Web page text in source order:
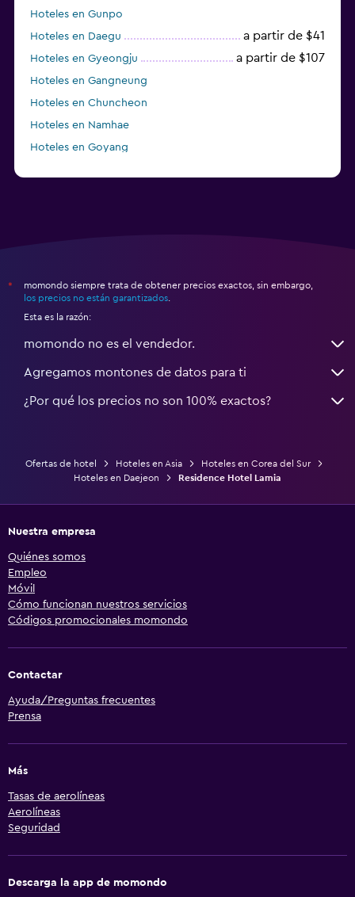
Hoteles en Gunpo
Hoteles en Daegu
a partir de $41
Hoteles en Gyeongju a partir de $107
Hoteles en Gangneung
Hoteles en Chuncheon
Hoteles en Namhae
Hoteles en Goyang
*
momondo siempre trata de obtener precios exactos, sin embargo,
los precios no están garantizados
Esta es la razón:
momondo no es el vendedor.
Agregamos montones de datos para ti
¿Por qué los precios no son 100% exactos?
Ofertas de hotel Hoteles en Asia
Hoteles en Corea del Sur
Hoteles en Daejeon
Residence Hotel Lamia
Nuestra empresa
Quiénes somos
Empleo
Móvil
Cómo funcionan nuestros servicios
Códigos promocionales momondo
Contactar
Ayuda/Preguntas frecuentes
Prensa
Más
Tasas de aerolíneas
Aerolíneas
Seguridad
Descarga la app de momondo